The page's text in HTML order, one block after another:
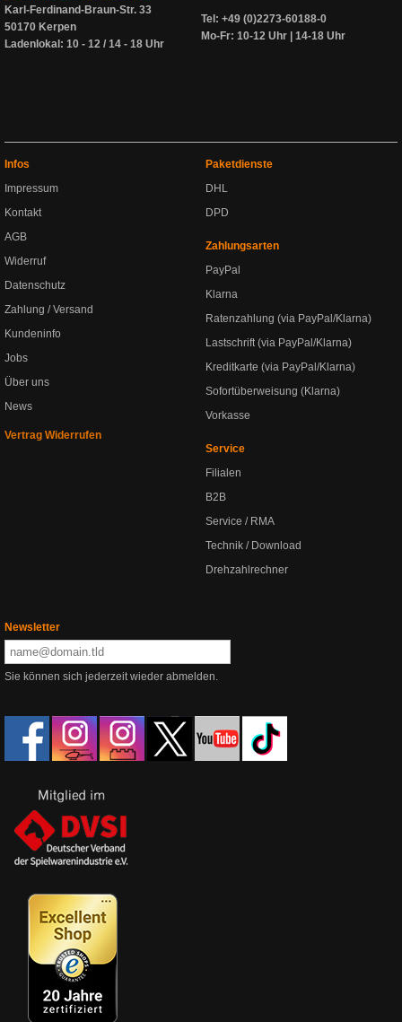
Karl-Ferdinand-Braun-Str. 33
50170 Kerpen
Ladenlokal: 10 - 12 / 14 - 18 Uhr
Tel: +49 (0)2273-60188-0
Mo-Fr: 10-12 Uhr | 14-18 Uhr
Infos
Impressum
Kontakt
AGB
Widerruf
Datenschutz
Zahlung / Versand
Kundeninfo
Jobs
Über uns
News
Vertrag Widerrufen
Paketdienste
DHL
DPD
Zahlungsarten
PayPal
Klarna
Ratenzahlung (via PayPal/Klarna)
Lastschrift (via PayPal/Klarna)
Kreditkarte (via PayPal/Klarna)
Sofortüberweisung (Klarna)
Vorkasse
Service
Filialen
B2B
Service / RMA
Technik / Download
Drehzahlrechner
Newsletter
Sie können sich jederzeit wieder abmelden.